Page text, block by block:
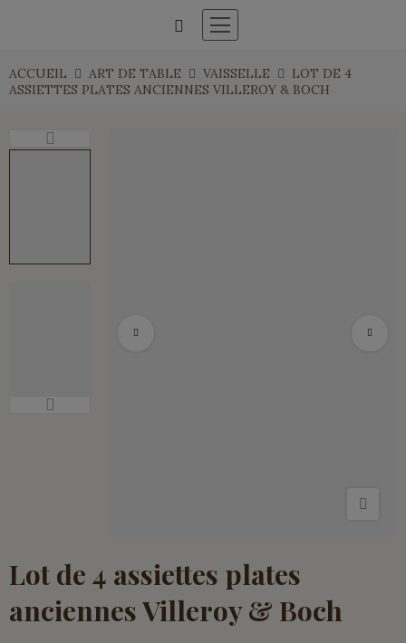
ACCUEIL ART DE TABLE VAISSELLE
LOT DE 4
ASSIETTES PLATES ANCIENNES VILLEROY & BOCH
Lot de 4 assiettes plates
anciennes Villeroy & Boch